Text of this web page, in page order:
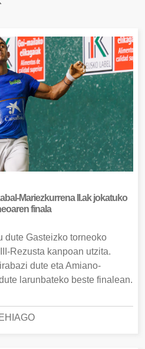
Mariezkurrena II.ak jokatuko
finala
dute Gasteizko torneoko
Rezusta kanpoan utzita.
dute eta Amiano-
larunbateko beste finalean.